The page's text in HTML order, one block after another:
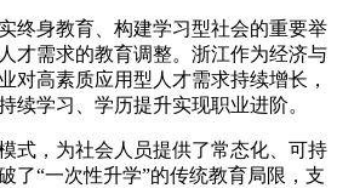
终身教育、构建学习型社会的重要举
才需求的教育调整。浙江作为经济与
对高素质应用型人才需求持续增长，
续学习、学历提升实现职业进阶。
式，为社会人员提供了常态化、可持
了“一次性升学”的传统教育局限，支